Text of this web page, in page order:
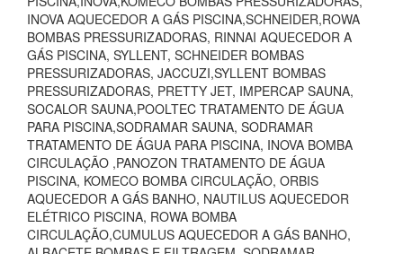
INOVA AQUECEDOR A GÁS PISCINA,SCHNEIDER,ROWA
BOMBAS PRESSURIZADORAS, RINNAI AQUECEDOR A
GÁS PISCINA, SYLLENT, SCHNEIDER BOMBAS
PRESSURIZADORAS, JACCUZI,SYLLENT BOMBAS
PRESSURIZADORAS, PRETTY JET, IMPERCAP SAUNA,
SOCALOR SAUNA,POOLTEC TRATAMENTO DE ÁGUA
PARA PISCINA,SODRAMAR SAUNA, SODRAMAR
TRATAMENTO DE ÁGUA PARA PISCINA, INOVA BOMBA
CIRCULAÇÃO ,PANOZON TRATAMENTO DE ÁGUA
PISCINA, KOMECO BOMBA CIRCULAÇÃO, ORBIS
AQUECEDOR A GÁS BANHO, NAUTILUS AQUECEDOR
ELÉTRICO PISCINA, ROWA BOMBA
CIRCULAÇÃO,CUMULUS AQUECEDOR A GÁS BANHO,